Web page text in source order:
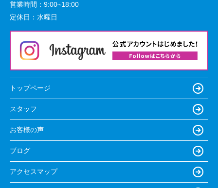
営業時間： 9:00~18:00
定休日： 水曜日
トップページ
スタッフ
お客様の声
ブログ
アクセスマップ